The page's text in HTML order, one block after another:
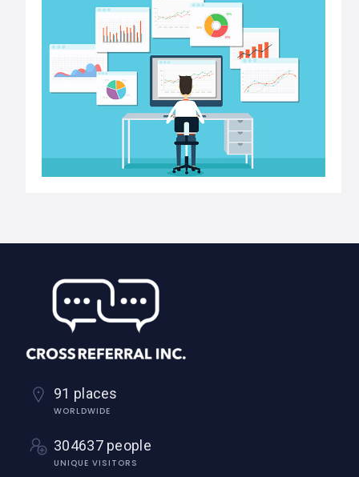
91 places
WORLDWIDE
304637 people
UNIQUE VISITORS